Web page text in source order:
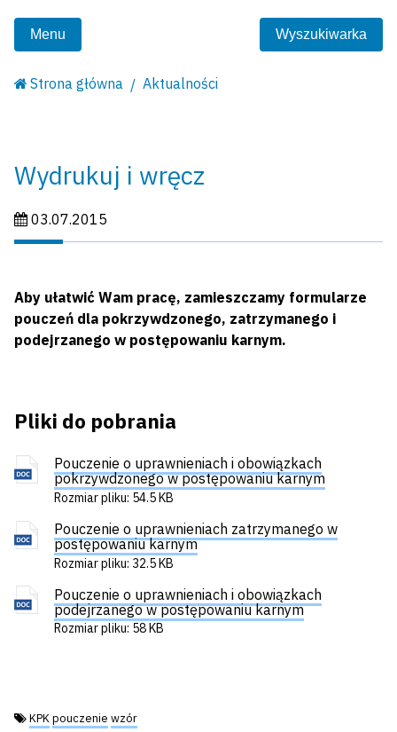
Menu Wyszukiwarka
Strona główna Aktualności
Wydrukuj i wręcz
Data publikacji:
03.07.2015
Aby ułatwić Wam pracę, zamieszczamy formularze
pouczeń dla pokrzywdzonego, zatrzymanego i
podejrzanego w postępowaniu karnym.
Pliki do pobrania
Pouczenie o uprawnieniach i obowiązkach
pokrzywdzonego w postępowaniu karnym
Rozmiar pliku: 54.5 KB
Pouczenie o uprawnieniach zatrzymanego w
postępowaniu karnym
Rozmiar pliku: 32.5 KB
Pouczenie o uprawnieniach i obowiązkach
podejrzanego w postępowaniu karnym
Rozmiar pliku: 58 KB
Tagi:
KPKpouczenie wzór